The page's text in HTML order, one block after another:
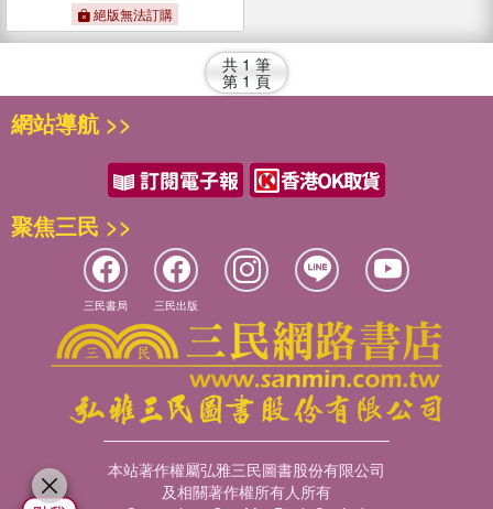
絕版無法訂購
共 1 筆
第 1 頁
網站導航 >>
聚焦三民 >>
三民書局 三民出版
本站著作權屬弘雅三民圖書股份有限公司
及相關著作權所有人所有